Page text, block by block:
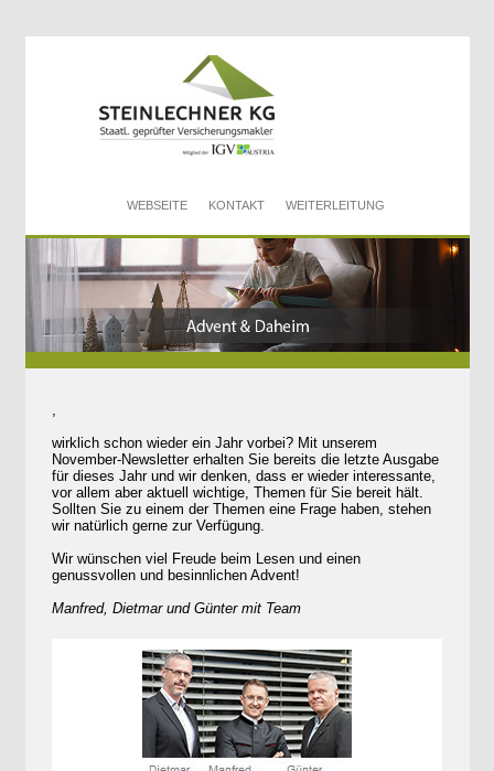
WEBSEITE KONTAKT WEITERLEITUNG
,
wirklich schon wieder ein Jahr vorbei? Mit unserem
November-Newsletter erhalten Sie bereits die letzte Ausgabe
für dieses Jahr und wir denken, dass er wieder interessante,
vor allem aber aktuell wichtige, Themen für Sie bereit hält.
Sollten Sie zu einem der Themen eine Frage haben, stehen
wir natürlich gerne zur Verfügung.
Wir wünschen viel Freude beim Lesen und einen
genussvollen und besinnlichen Advent!
Manfred, Dietmar und Günter mit Team